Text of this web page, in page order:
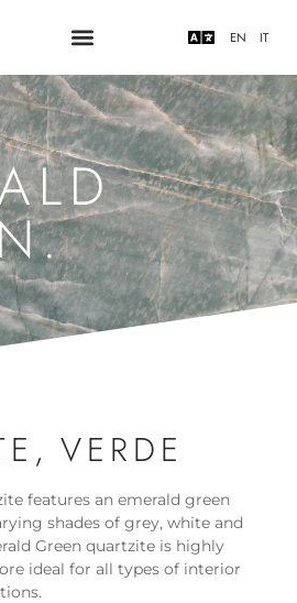
EN IT
, VERDE
features an emerald green
shades of grey, white and
Green quartzite is highly
ideal for all types of interior